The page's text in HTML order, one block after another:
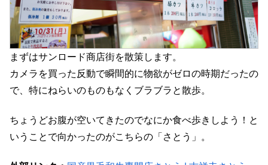
まずはサンロード商店街を散策します。
カメラを買った反動で瞬間的に物欲がゼロの時期だったの
で、特にねらいのものもなくブラブラと散歩。
ちょうどお腹が空いてきたのでなにか食べ歩きしよう！と
いうことで向かったのがこちらの「さとう」。